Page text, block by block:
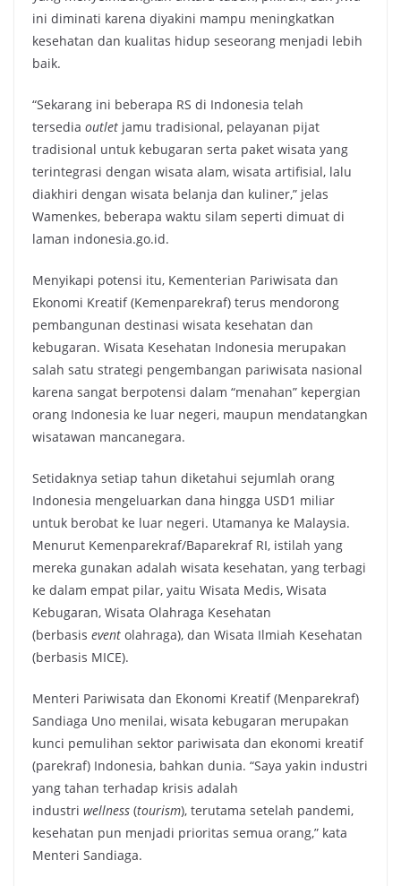
ini diminati karena diyakini mampu meningkatkan
kesehatan dan kualitas hidup seseorang menjadi lebih
baik.
“Sekarang ini beberapa RS di Indonesia telah
tersedia outlet jamu tradisional, pelayanan pijat
tradisional untuk kebugaran serta paket wisata yang
terintegrasi dengan wisata alam, wisata artifisial, lalu
diakhiri dengan wisata belanja dan kuliner,” jelas
Wamenkes, beberapa waktu silam seperti dimuat di
laman indonesia.go.id.
Menyikapi potensi itu, Kementerian Pariwisata dan
Ekonomi Kreatif (Kemenparekraf) terus mendorong
pembangunan destinasi wisata kesehatan dan
kebugaran. Wisata Kesehatan Indonesia merupakan
salah satu strategi pengembangan pariwisata nasional
karena sangat berpotensi dalam “menahan” kepergian
orang Indonesia ke luar negeri, maupun mendatangkan
wisatawan mancanegara.
Setidaknya setiap tahun diketahui sejumlah orang
Indonesia mengeluarkan dana hingga USD1 miliar
untuk berobat ke luar negeri. Utamanya ke Malaysia.
Menurut Kemenparekraf/Baparekraf RI, istilah yang
mereka gunakan adalah wisata kesehatan, yang terbagi
ke dalam empat pilar, yaitu Wisata Medis, Wisata
Kebugaran, Wisata Olahraga Kesehatan
(berbasis event olahraga), dan Wisata Ilmiah Kesehatan
(berbasis MICE).
Menteri Pariwisata dan Ekonomi Kreatif (Menparekraf)
Sandiaga Uno menilai, wisata kebugaran merupakan
kunci pemulihan sektor pariwisata dan ekonomi kreatif
(parekraf) Indonesia, bahkan dunia. “Saya yakin industri
yang tahan terhadap krisis adalah
industri wellness (tourism), terutama setelah pandemi,
kesehatan pun menjadi prioritas semua orang,” kata
Menteri Sandiaga.